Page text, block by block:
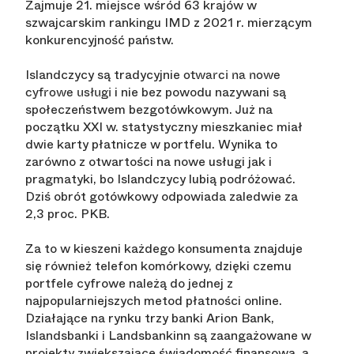
Zajmuje 21. miejsce wśród 63 krajów w
szwajcarskim rankingu IMD z 2021 r. mierzącym
konkurencyjność państw.
Islandczycy są tradycyjnie otwarci na nowe
cyfrowe usługi i nie bez powodu nazywani są
społeczeństwem bezgotówkowym. Już na
początku XXI w. statystyczny mieszkaniec miał
dwie karty płatnicze w portfelu. Wynika to
zarówno z otwartości na nowe usługi jak i
pragmatyki, bo Islandczycy lubią podróżować.
Dziś obrót gotówkowy odpowiada zaledwie za
2,3 proc. PKB.
Za to w kieszeni każdego konsumenta znajduje
się również telefon komórkowy, dzięki czemu
portfele cyfrowe należą do jednej z
najpopularniejszych metod płatności online.
Działające na rynku trzy banki Arion Bank,
Islandsbanki i Landsbankinn są zaangażowane w